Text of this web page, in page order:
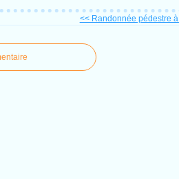
<< Randonnée pédestre